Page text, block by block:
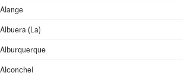
Alange
Albuera (La)
Alburquerque
Alconchel